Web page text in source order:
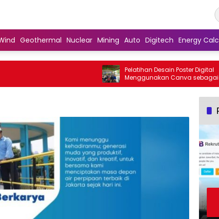
Geothermal Nuclear Mining Auto Digitech Energy
Pelatihan Desain Poster Digital
Menggunakan Canva sebagai Upaya
Penguatan Komunikasi Visual pada